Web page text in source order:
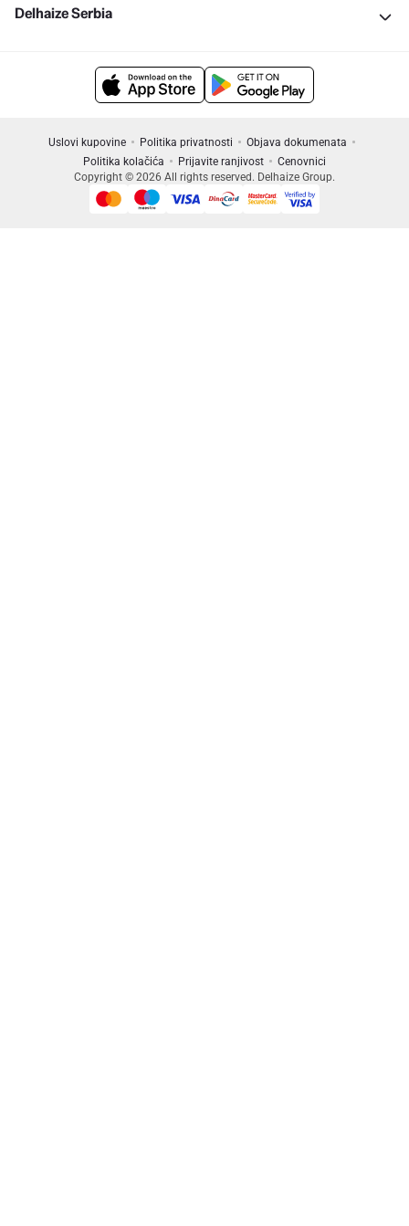
Delhaize Serbia
Uslovi kupovine Politika privatnosti
Objava dokumenata
Politika kolačića
Prijavite ranjivost
Cenovnici
Copyright © 2026 All rights reserved. Delhaize Group.